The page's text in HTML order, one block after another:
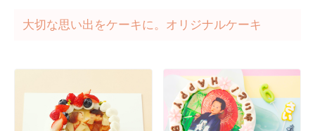
大切な思い出をケーキに。オリジナルケーキ